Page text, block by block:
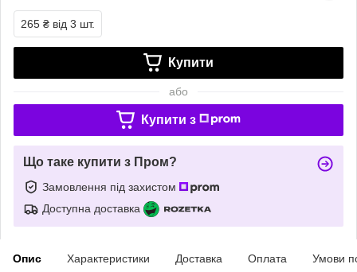
265 ₴ від 3 шт.
Купити
або
Купити з
Що таке купити з Пром?
Замовлення під захистом
Доступна доставка
Опис Характеристики Доставка Оплата Умови